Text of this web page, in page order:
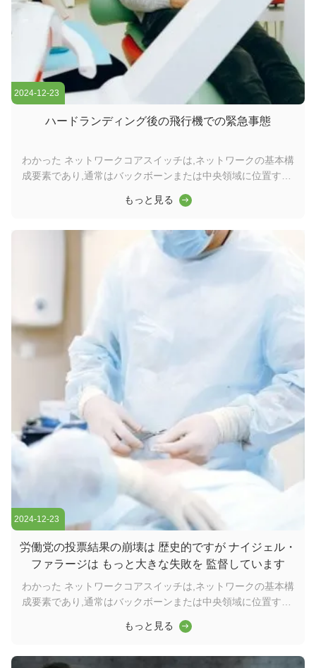
2024-12-23
ハードランディング後の飛行機での緊急事態
わかった ネットワークコアスイッチは,ネットワークの基本構
成要素であり,通常はバックボーンまたは中央領域に位置する.
保する上で重要な役割を果たしますワイダーコアスイッチは,
ゲートウェイとして機能し,ルーターを通じてサーバー,インタ
ーネットサービスプロバイダー (ISP) との接続を容易にする.
つ必要があります. そのため,迅速で完全な管理スイッチである
もっと見る
2024-12-23
労働党の投票結果の崩壊は 歴史的ですが ナイジェル・
ファラージは もっと大きな失敗を 監督しています
わかった ネットワークコアスイッチは,ネットワークの基本構
成要素であり,通常はバックボーンまたは中央領域に位置する.
保する上で重要な役割を果たしますワイダーコアスイッチは,
ゲートウェイとして機能し,ルーターを通じてサーバー,インタ
もっと見る